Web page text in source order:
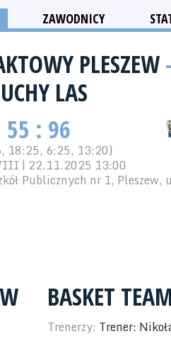
ZAWODNICY
PLESZEW-
LAS
55 : 96
18:25, 6:25, 13:20)
| 22.11.2025 13:00
Publicznych nr 1, Pleszew,
BASKET
Trenerzy: Trener: